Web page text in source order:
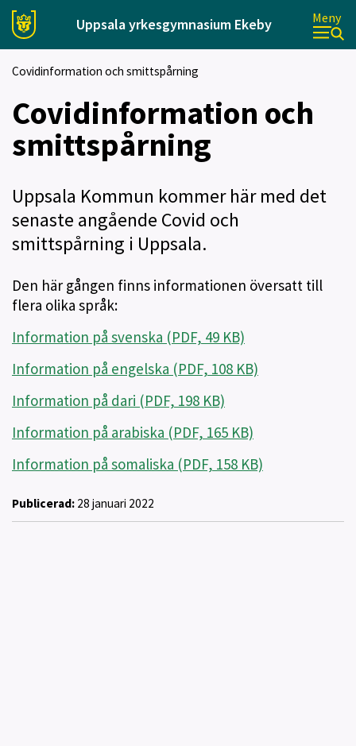
Uppsala yrkesgymnasium Ekeby Meny
Covidinformation och smittspårning
Covidinformation och
smittspårning
Uppsala Kommun kommer här med det
senaste angående Covid och
smittspårning i Uppsala.
Den här gången finns informationen översatt till
flera olika språk:
Information på svenska (PDF, 49 KB)
Information på engelska (PDF, 108 KB)
Information på dari (PDF, 198 KB)
Information på arabiska (PDF, 165 KB)
Information på somaliska (PDF, 158 KB)
Publicerad: 28 januari 2022